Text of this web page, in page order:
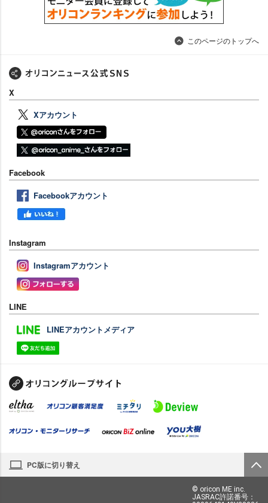
このページのトップへ
X
Xアカウント
Facebook
Facebookアカウント
Instagram
Instagramアカウント
LINE
LINEアカウントメディア
PC版に切り替え
© oricon ME inc.
JASRAC許諾番号：